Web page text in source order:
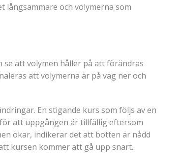
långsammare och volymerna som
se att volymen håller på att förändras
att volymerna är på väg ner och
En stigande kurs som följs av en
att uppgången är tillfällig eftersom
ökar, indikerar det att botten är nådd
kursen kommer att gå upp snart.